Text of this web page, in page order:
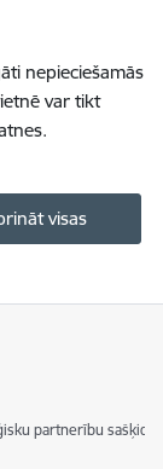
nepieciešamās
var tikt
visas
partnerību